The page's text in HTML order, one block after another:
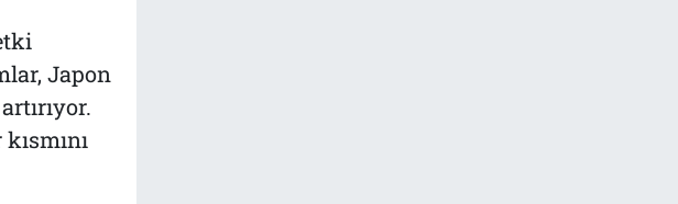
Japon